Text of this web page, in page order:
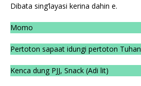
Dibata sing’layasi kerina dahin e.
Momo
Pertoton sapaat idungi pertoton Tuhan
Kenca dung PJJ, Snack (Adi lit)